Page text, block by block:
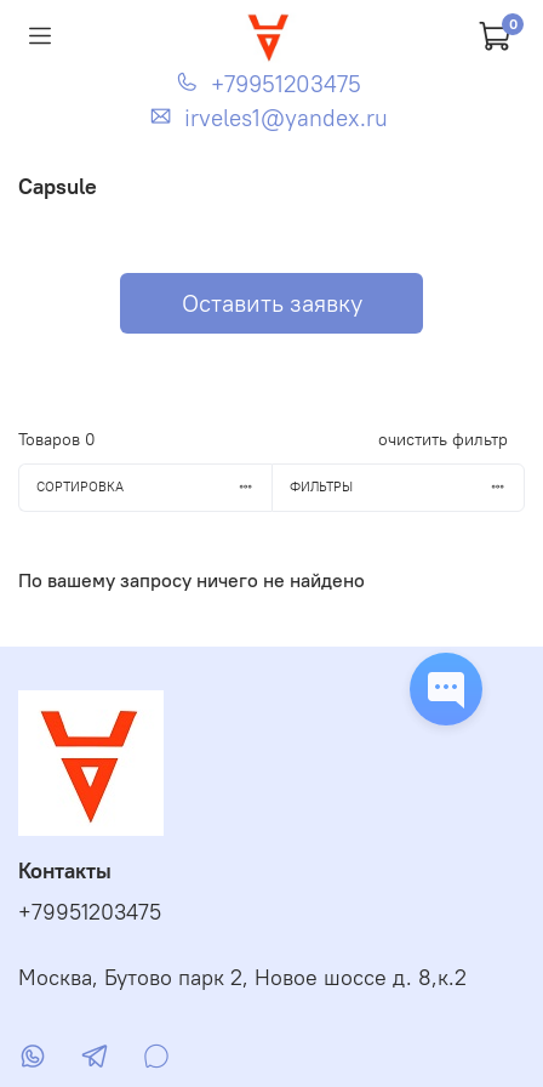
0
+79951203475
irveles1@yandex.ru
Capsule
Оставить заявку
Товаров 0 очистить фильтр
СОРТИРОВКА ФИЛЬТРЫ
По вашему запросу ничего не найдено
Контакты
+79951203475
Москва, Бутово парк 2, Новое шоссе д. 8,к.2